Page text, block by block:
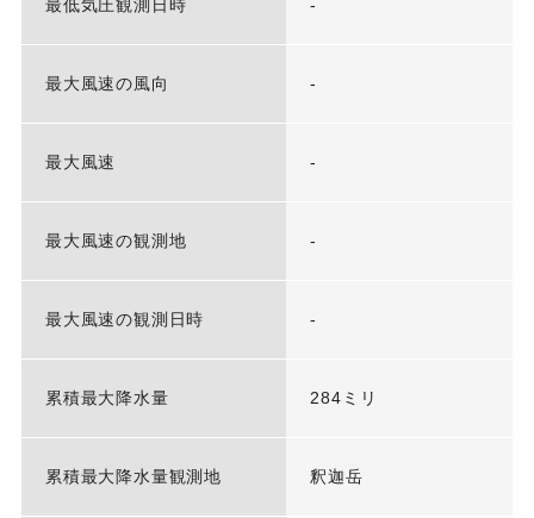
最低気圧観測日時 -
最大風速の風向 -
最大風速 -
最大風速の観測地 -
最大風速の観測日時 -
累積最大降水量 284ミリ
累積最大降水量観測地 釈迦岳